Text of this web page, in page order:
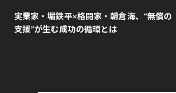
実業家・堀鉄平×格闘家・朝倉海、“無償の
支援”が生む成功の循環とは